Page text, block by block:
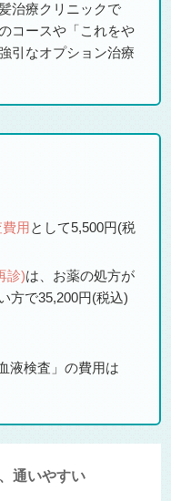
治療クリニックで
コースや「これをや
引なオプション治療
用 として5,500円(税
診)は、お薬の処方が
方で35,200円(税込)
液検査」の費用は
通いやすい